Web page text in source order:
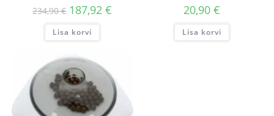
234,90€ 187,92€
Lisa korvi
20,90 €
Lisa korvi